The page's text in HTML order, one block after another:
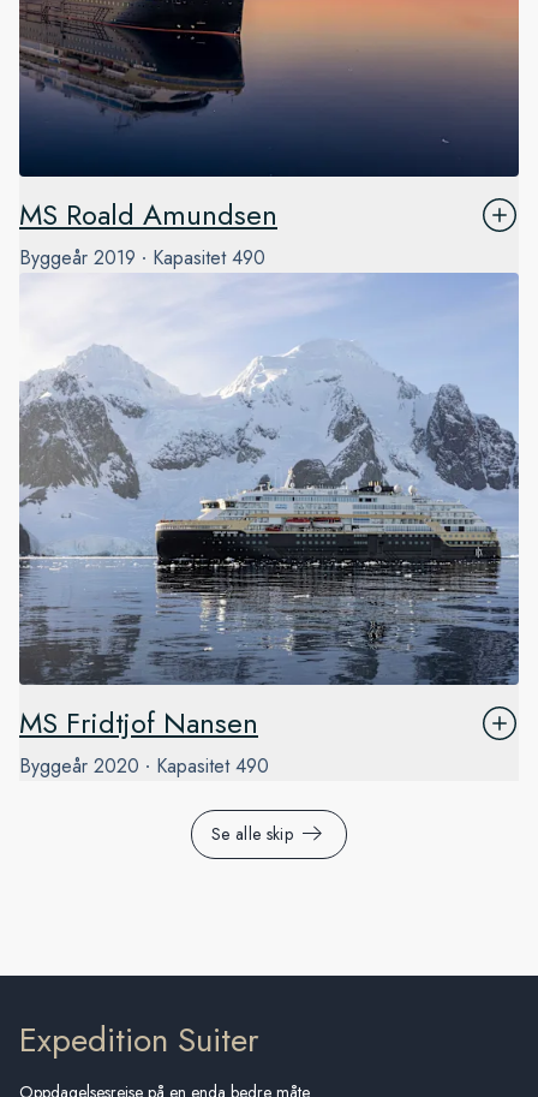
MS Roald Amundsen
Byggeår 2019 Kapasitet 490
MS Fridtjof Nansen
Byggeår 2020 Kapasitet 490
Se alle skip
Expedition Suiter